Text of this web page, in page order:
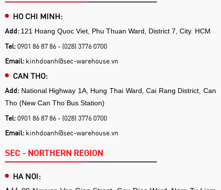
HO CHI MINH:
Add: 121 Hoang Quoc Viet, Phu Thuan Ward, District 7, City. HCM
Tel: 0901 86 87 86 - (028) 3776 0700
Email: kinhdoanh@sec-warehouse.vn
CAN THO:
Add: National Highway 1A, Hung Thai Ward, Cai Rang District, Can
Tho (New Can Tho Bus Station)
Tel: 0901 86 87 86 - (028) 3776 0700
Email: kinhdoanh@sec-warehouse.vn
SEC - NORTHERN REGION
HA NOI: